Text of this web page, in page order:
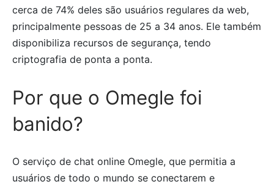
cerca de 74% deles são usuários regulares da web,
principalmente pessoas de 25 a 34 anos. Ele também
disponibiliza recursos de segurança, tendo
criptografia de ponta a ponta.
Por que o Omegle foi
banido?
O serviço de chat online Omegle, que permitia a
usuários de todo o mundo se conectarem e